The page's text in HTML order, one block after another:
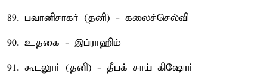
89. பவானிசாகர் (தனி) - கலைச்செல்வி
90. உதகை - இப்ராஹிம்
91. கூடலூர் (தனி) - தீபக் சாய் கிஷோர்